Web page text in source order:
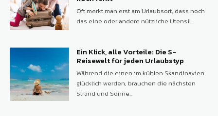
Oft merkt man erst am Urlaubsort, dass noch
das eine oder andere nützliche Utensil...
Ein Klick, alle Vorteile: Die S-
Reisewelt für jeden Urlaubstyp
Während die einen im kühlen Skandinavien
glücklich werden, brauchen die nächsten
Strand und Sonne...